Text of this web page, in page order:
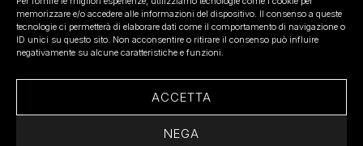
memorizzare e/o accedere alle informazioni del dispositivo. Il consenso a queste
tecnologie ci permetterà di elaborare dati come il comportamento di navigazione o
ID unici su questo sito. Non acconsentire o ritirare il consenso può influire
negativamente su alcune caratteristiche e funzioni.
ACCETTA
NEGA
facebook